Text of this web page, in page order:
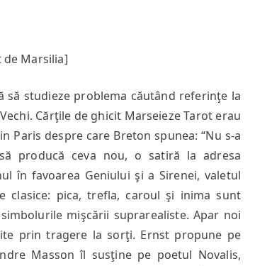
de Marsilia]
să studieze problema căutând referinţe la
Cărţile de ghicit Marseieze Tarot erau
Paris despre care Breton spunea: “Nu s-a
producă ceva nou, o satiră la adresa
în favoarea Geniului şi a Sirenei, valetul
clasice: pica, trefla, caroul şi inima sunt
mişcării suprarealiste. Apar noi
prin tragere la sorţi. Ernst propune pe
Masson îl susţine pe poetul Novalis,